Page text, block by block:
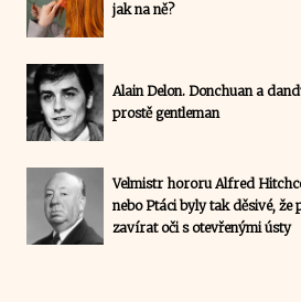
jak na ně?
Alain Delon. Donchuan a
prostě gentleman
Velmistr hororu Alfred
nebo Ptáci byly tak děsivé, že
zavírat oči s otevřenými ústy